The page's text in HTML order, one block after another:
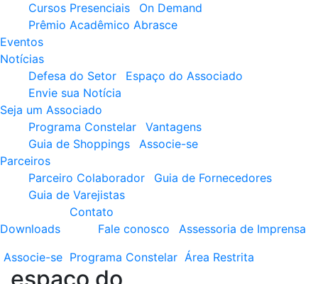
Cursos Presenciais
On Demand
Prêmio Acadêmico Abrasce
Eventos
Notícias
Defesa do Setor
Espaço do Associado
Envie sua Notícia
Seja um Associado
Programa Constelar
Vantagens
Guia de Shoppings
Associe-se
Parceiros
Parceiro Colaborador
Guia de Fornecedores
Guia de Varejistas
Downloads
Contato
Fale conosco
Assessoria de Imprensa
Associe-se Programa Constelar Área Restrita